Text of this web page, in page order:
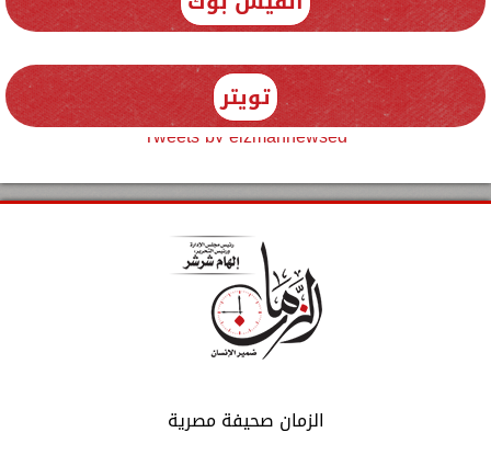
تويتر
Tweets by elzmannewseg
الزمان صحيفة مصرية